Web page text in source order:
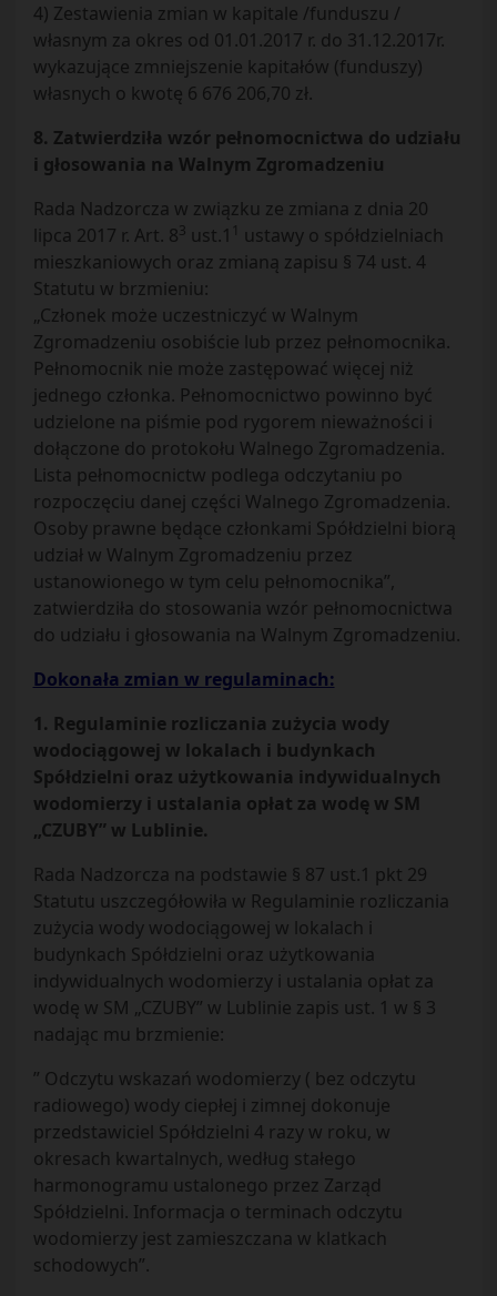
4) Zestawienia zmian w kapitale /funduszu /
własnym za okres od 01.01.2017 r. do 31.12.2017r.
wykazujące zmniejszenie kapitałów (funduszy)
własnych o kwotę 6 676 206,70 zł.
8. Zatwierdziła wzór pełnomocnictwa do udziału
i głosowania na Walnym Zgromadzeniu
Rada Nadzorcza w związku ze zmiana z dnia 20
lipca 2017 r. Art. 83 ust.1 1 ustawy o spółdzielniach
mieszkaniowych oraz zmianą zapisu § 74 ust. 4
Statutu w brzmieniu:
„Członek może uczestniczyć w Walnym
Zgromadzeniu osobiście lub przez pełnomocnika.
Pełnomocnik nie może zastępować więcej niż
jednego członka. Pełnomocnictwo powinno być
udzielone na piśmie pod rygorem nieważności i
dołączone do protokołu Walnego Zgromadzenia.
Lista pełnomocnictw podlega odczytaniu po
rozpoczęciu danej części Walnego Zgromadzenia.
Osoby prawne będące członkami Spółdzielni biorą
udział w Walnym Zgromadzeniu przez
ustanowionego w tym celu pełnomocnika”,
zatwierdziła do stosowania wzór pełnomocnictwa
do udziału i głosowania na Walnym Zgromadzeniu.
Dokonała zmian w regulaminach:
1. Regulaminie rozliczania zużycia wody
wodociągowej w lokalach i budynkach
Spółdzielni oraz użytkowania indywidualnych
wodomierzy i ustalania opłat za wodę w SM
„CZUBY” w Lublinie.
Rada Nadzorcza na podstawie § 87 ust.1 pkt 29
Statutu uszczegółowiła w Regulaminie rozliczania
zużycia wody wodociągowej w lokalach i
budynkach Spółdzielni oraz użytkowania
indywidualnych wodomierzy i ustalania opłat za
wodę w SM „CZUBY” w Lublinie zapis ust. 1 w § 3
nadając mu brzmienie:
” Odczytu wskazań wodomierzy ( bez odczytu
radiowego) wody ciepłej i zimnej dokonuje
przedstawiciel Spółdzielni 4 razy w roku, w
okresach kwartalnych, według stałego
harmonogramu ustalonego przez Zarząd
Spółdzielni. Informacja o terminach odczytu
wodomierzy jest zamieszczana w klatkach
schodowych”.